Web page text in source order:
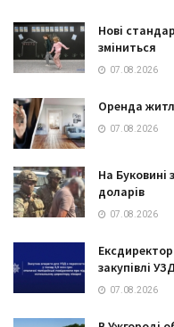
Нові
зміниться
07.08.2026
Оренда
07.08.2026
На Буковині
доларів
07.08.2026
закупівлі
07.08.2026